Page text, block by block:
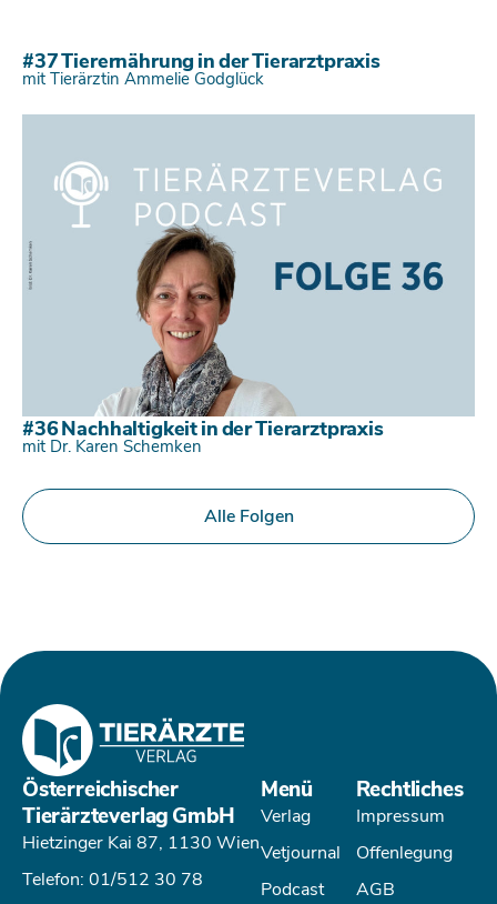
#37 Tierernährung in der Tierarztpraxis
mit Tierärztin Ammelie Godglück
#36 Nachhaltigkeit in der Tierarztpraxis
mit Dr. Karen Schemken
Alle Folgen
Menü
Verlag
Vetjournal
Podcast
Rechtliches
Impressum
Offenlegung
AGB
Österreichischer
Tierärzteverlag GmbH
Hietzinger Kai 87, 1130 Wien
Telefon: 01/512 30 78